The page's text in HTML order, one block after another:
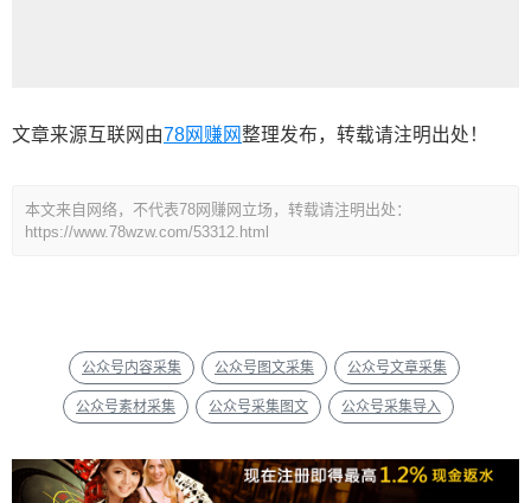
文章来源互联网由78网赚网整理发布，转载请注明出处！
本文来自网络，不代表78网赚网立场，转载请注明出处：
https://www.78wzw.com/53312.html
公众号内容采集 公众号图文采集 公众号文章采集
公众号素材采集 公众号采集图文 公众号采集导入